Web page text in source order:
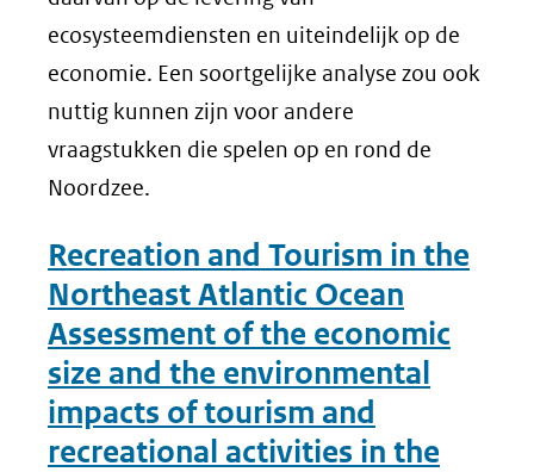
ecosysteemdiensten en uiteindelijk op de
economie. Een soortgelijke analyse zou ook
nuttig kunnen zijn voor andere
vraagstukken die spelen op en rond de
Noordzee.
Recreation and Tourism in the
Northeast Atlantic Ocean
Assessment of the economic
size and the environmental
impacts of tourism and
recreational activities in the